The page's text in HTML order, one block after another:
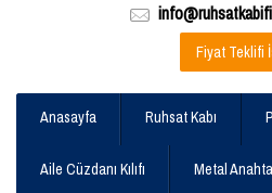
Fiyat Teklifi
Anasayfa Ruhsat Kabı
Aile Cüzdanı Kılıfı Metal